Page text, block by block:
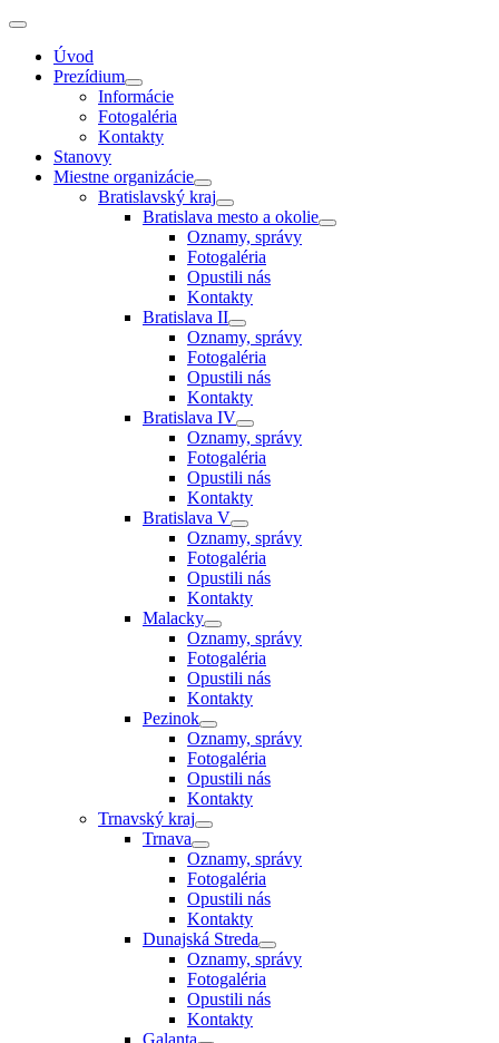
Úvod
Prezídium
Informácie
Fotogaléria
Kontakty
Stanovy
Miestne organizácie
Bratislavský kraj
Bratislava mesto a okolie
Oznamy, správy
Fotogaléria
Opustili nás
Kontakty
Bratislava II
Oznamy, správy
Fotogaléria
Opustili nás
Kontakty
Bratislava IV
Oznamy, správy
Fotogaléria
Opustili nás
Kontakty
Bratislava V
Oznamy, správy
Fotogaléria
Opustili nás
Kontakty
Malacky
Oznamy, správy
Fotogaléria
Opustili nás
Kontakty
Pezinok
Oznamy, správy
Fotogaléria
Opustili nás
Kontakty
Trnavský kraj
Trnava
Oznamy, správy
Fotogaléria
Opustili nás
Kontakty
Dunajská Streda
Oznamy, správy
Fotogaléria
Opustili nás
Kontakty
Galanta